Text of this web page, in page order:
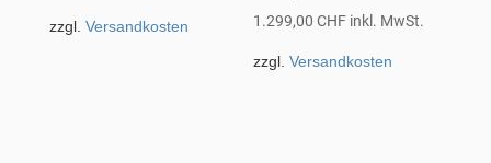
zzgl. Versandkosten 1.299,00CHF inkl. MwSt.
zzgl.Versandkosten